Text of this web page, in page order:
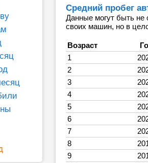
Средний пробег
Данные могут быть не
своих машин, но в
Возраст
1
2
3
4
5
6
7
8
9